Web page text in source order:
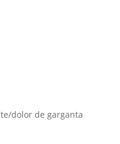
dolor de garganta